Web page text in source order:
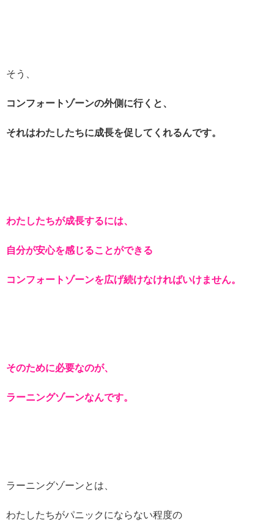
そう、
コンフォートゾーンの外側に行くと、
それはわたしたちに成長を促してくれるんです。
わたしたちが成長するには、
自分が安心を感じることができる
コンフォートゾーンを広げ続けなければいけません。
そのために必要なのが、
ラーニングゾーンなんです。
ラーニングゾーンとは、
わたしたちがパニックにならない程度の